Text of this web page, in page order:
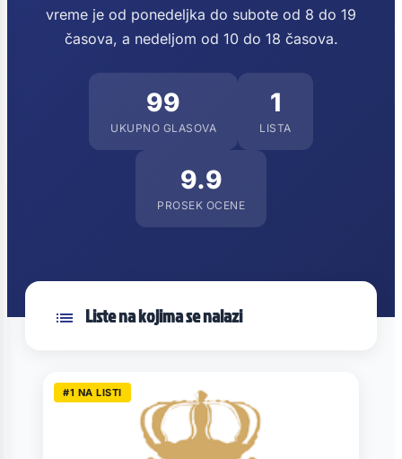
vreme je od ponedeljka do subote od 8 do 19
časova, a nedeljom od 10 do 18 časova.
99
UKUPNO GLASOVA
1
LISTA
9.9
PROSEK OCENE
Liste na kojima se nalazi
#1 NA LISTI